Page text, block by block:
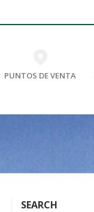
PUNTOS DE VENTA
SEARCH